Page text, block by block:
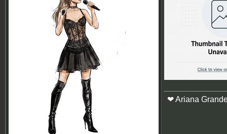
❤ Ariana